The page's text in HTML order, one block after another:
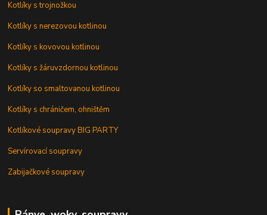
Kotlíky s trojnožkou
Kotlíky s nerezovou kotlinou
Kotlíky s kovovou kotlinou
Kotlíky s žáruvzdornou kotlinou
Kotlíky so smaltovanou kotlinou
Kotlíky s chráničem, ohništěm
Kotlíkové soupravy BIG PARTY
Servírovací soupravy
Zabijačkové soupravy